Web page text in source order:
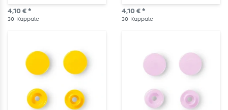
4,10 € *
30 Kappale
- tummanharmaa - 30 kpl
4,10 € *
30 Kappale